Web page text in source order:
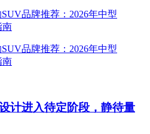
计进入待定阶段，静待量